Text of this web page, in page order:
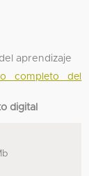
aprendizaje
completo del
digital